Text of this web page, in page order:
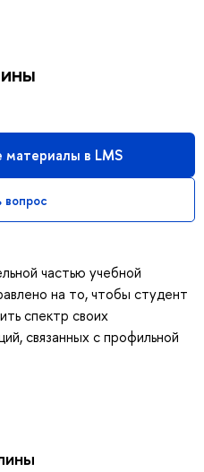
в LMS
вопрос
частью учебной
на то, чтобы студент
спектр своих
связанных с профильной